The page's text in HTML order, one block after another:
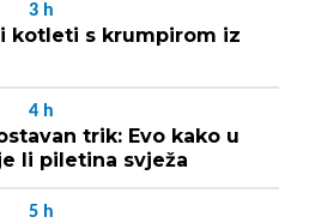
3 h
kotleti s krumpirom iz
4 h
trik: Evo kako u
li piletina svježa
5 h